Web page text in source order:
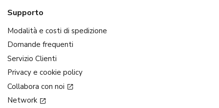
Supporto
Modalità e costi di spedizione
Domande frequenti
Servizio Clienti
Privacy e cookie policy
Collabora con noi
Network